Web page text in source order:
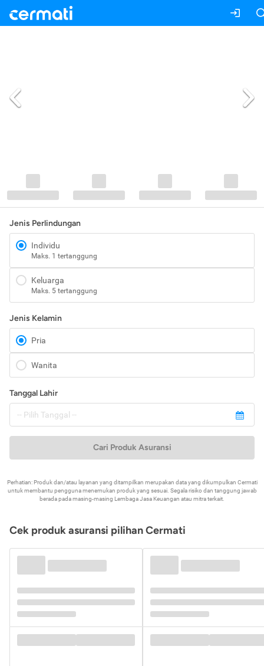
Jenis Perlindungan
Individu
Maks. 1 tertanggung
Keluarga
Maks. 5 tertanggung
Jenis Kelamin
Pria
Wanita
Tanggal Lahir
Cari Produk Asuransi
Perhatian: Produk dan/atau layanan yang ditampilkan merupakan data yang dikumpulkan Cermati
untuk membantu pengguna menemukan produk yang sesuai. Segala risiko dan tanggung jawab
berada pada masing-masing Lembaga Jasa Keuangan atau mitra terkait.
Cek produk asuransi pilihan Cermati